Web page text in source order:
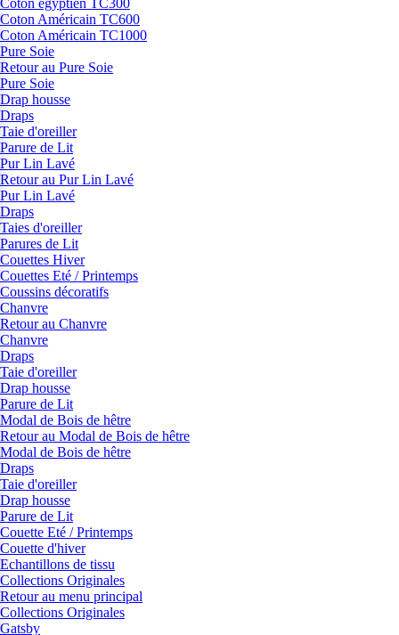
Coton égyptien TC300
Coton Américain TC600
Coton Américain TC1000
Pure Soie
Retour au Pure Soie
Pure Soie
Drap housse
Draps
Taie d'oreiller
Parure de Lit
Pur Lin Lavé
Retour au Pur Lin Lavé
Pur Lin Lavé
Draps
Taies d'oreiller
Parures de Lit
Couettes Hiver
Couettes Eté / Printemps
Coussins décoratifs
Chanvre
Retour au Chanvre
Chanvre
Draps
Taie d'oreiller
Drap housse
Parure de Lit
Modal de Bois de hêtre
Retour au Modal de Bois de hêtre
Modal de Bois de hêtre
Draps
Taie d'oreiller
Drap housse
Parure de Lit
Couette Eté / Printemps
Couette d'hiver
Echantillons de tissu
Collections Originales
Retour au menu principal
Collections Originales
Gatsby